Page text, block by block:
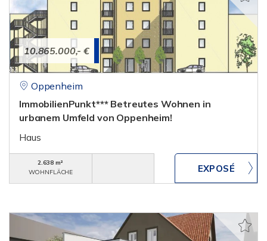
10.865.000,- €
Oppenheim
ImmobilienPunkt*** Betreutes Wohnen in
urbanem Umfeld von Oppenheim!
Haus
2.638 m²
WOHNFLÄCHE